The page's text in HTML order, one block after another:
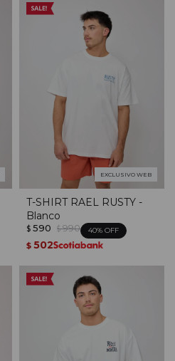
EXCLUSIVO WEB
T-SHIRT RAEL RUSTY -
Blanco
$ 590 $ 990 40
$ 502